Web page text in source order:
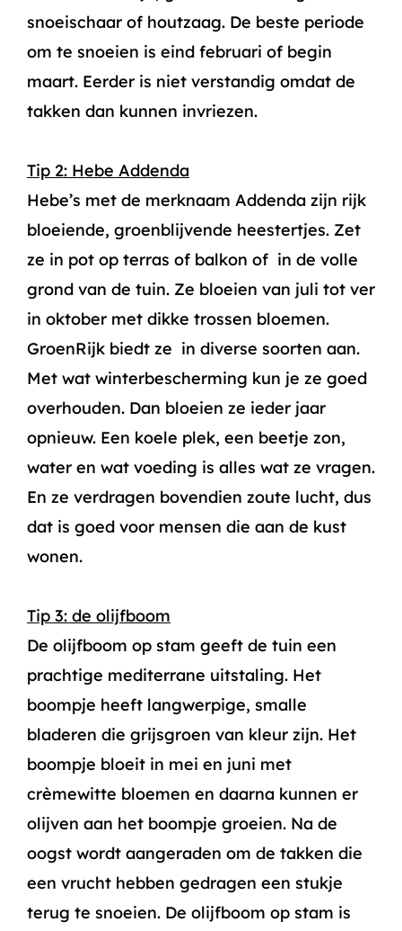
snoeischaar of houtzaag. De beste periode
om te snoeien is eind februari of begin
maart. Eerder is niet verstandig omdat de
takken dan kunnen invriezen.
Tip 2: Hebe Addenda
Hebe’s met de merknaam Addenda zijn rijk
bloeiende, groenblijvende heestertjes. Zet
ze in pot op terras of balkon of in de volle
grond van de tuin. Ze bloeien van juli tot ver
in oktober met dikke trossen bloemen.
GroenRijk biedt ze in diverse soorten aan.
Met wat winterbescherming kun je ze goed
overhouden. Dan bloeien ze ieder jaar
opnieuw. Een koele plek, een beetje zon,
water en wat voeding is alles wat ze vragen.
En ze verdragen bovendien zoute lucht, dus
dat is goed voor mensen die aan de kust
wonen.
Tip 3: de olijfboom
De olijfboom op stam geeft de tuin een
prachtige mediterrane uitstaling. Het
boompje heeft langwerpige, smalle
bladeren die grijsgroen van kleur zijn. Het
boompje bloeit in mei en juni met
crèmewitte bloemen en daarna kunnen er
olijven aan het boompje groeien. Na de
oogst wordt aangeraden om de takken die
een vrucht hebben gedragen een stukje
terug te snoeien. De olijfboom op stam is